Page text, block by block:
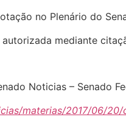
no Plenário do
mediante
Noticias – Senado
materias/2017/06/